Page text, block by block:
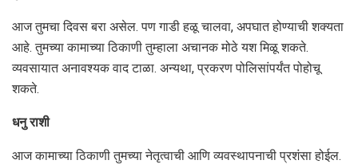
आज तुमचा दिवस बरा असेल. पण गाडी हळू चालवा, अपघात होण्याची शक्यता
आहे. तुमच्या कामाच्या ठिकाणी तुम्हाला अचानक मोठे यश मिळू शकते.
व्यवसायात अनावश्यक वाद टाळा. अन्यथा, प्रकरण पोलिसांपर्यंत पोहोचू
शकते.
धनु राशी
आज कामाच्या ठिकाणी तुमच्या नेतृत्वाची आणि व्यवस्थापनाची प्रशंसा होईल.